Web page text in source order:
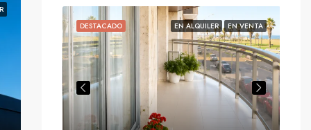
EN ALQUILER EN VENTA
DESTACADO